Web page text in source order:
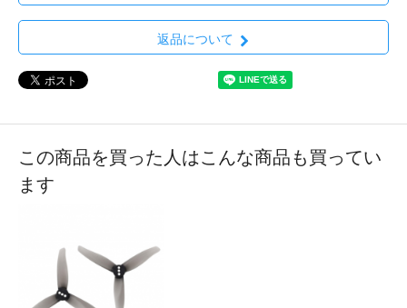
返品について
この商品を買った人はこんな商品も買ってい
ます